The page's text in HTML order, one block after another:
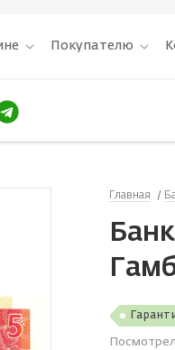
Покупателю
Главная